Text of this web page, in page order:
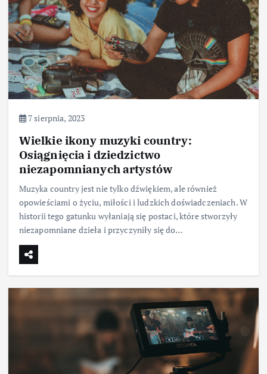
7 sierpnia, 2023
Wielkie ikony muzyki country:
Osiągnięcia i dziedzictwo
niezapomnianych artystów
Muzyka country jest nie tylko dźwiękiem, ale również
opowieściami o życiu, miłości i ludzkich doświadczeniach. W
historii tego gatunku wyłaniają się postaci, które stworzyły
niezapomniane dzieła i przyczyniły się do…